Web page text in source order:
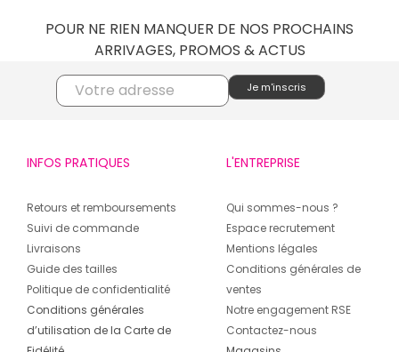
POUR NE RIEN MANQUER DE NOS PROCHAINS
ARRIVAGES, PROMOS & ACTUS
INFOS PRATIQUES
Retours et remboursements
Suivi de commande
Livraisons
Guide des tailles
Politique de confidentialité
Conditions générales
d’utilisation de la Carte de
L'ENTREPRISE
Qui sommes-nous ?
Espace recrutement
Mentions légales
Conditions générales de
ventes
Notre engagement RSE
Contactez-nous